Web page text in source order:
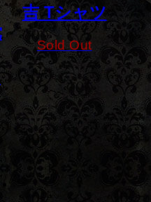
吉 Tシャツ
Sold Out